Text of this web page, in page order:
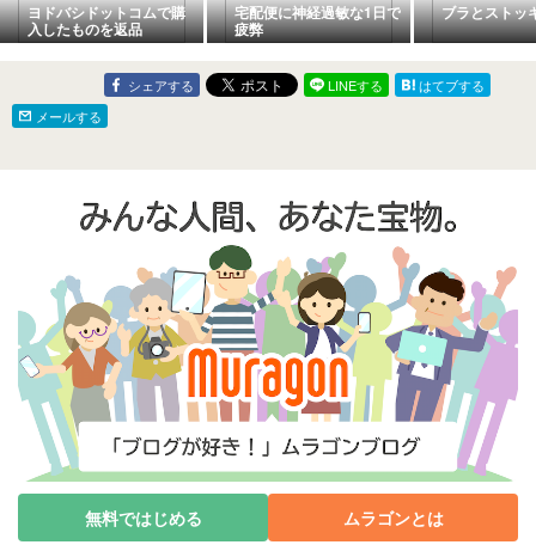
ヨドバシドットコムで購
入したものを返品
宅配便に神経過敏な1日で
疲弊
ブラとストッ
シェアする LINEする
はてブする
メールする
無料ではじめる ムラゴンとは